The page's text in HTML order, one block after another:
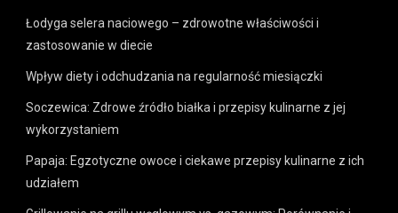
Łodyga selera naciowego – zdrowotne właściwości i
zastosowanie w diecie
Wpływ diety i odchudzania na regularność miesiączki
Soczewica: Zdrowe źródło białka i przepisy kulinarne z jej
wykorzystaniem
Papaja: Egzotyczne owoce i ciekawe przepisy kulinarne z ich
udziałem